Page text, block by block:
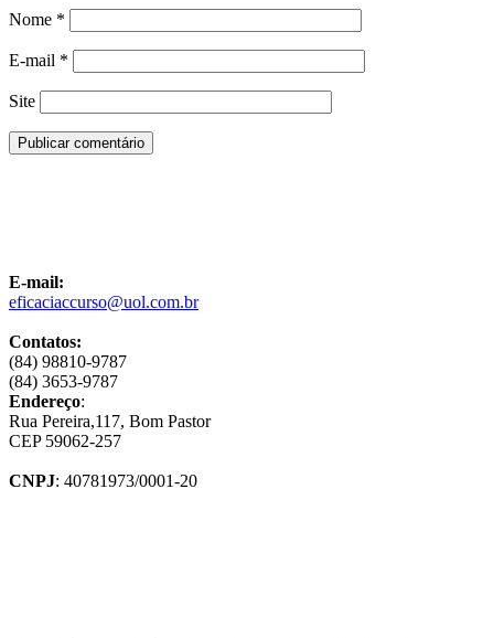
Nome *
E-mail *
Site
E-mail:
eficaciaccurso@uol.com.br
Contatos:
(84) 98810-9787
(84) 3653-9787
Endereço:
Rua Pereira,117, Bom Pastor
CEP 59062-257
CNPJ: 40781973/0001-20